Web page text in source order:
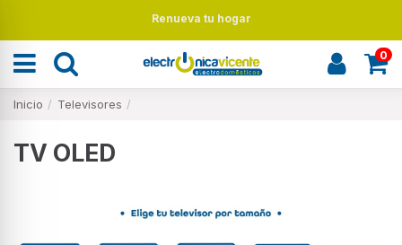
Renueva tu hogar
0
Inicio Televisores
TV OLED